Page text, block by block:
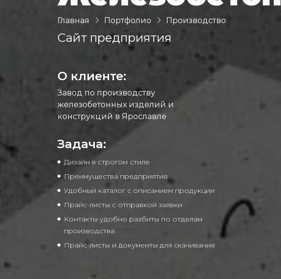
Главная Портфолио Производство
Сайт предприятия
О клиенте:
Завод по производству
железобетонных изделий и
конструкций в Ярославле
Задача:
Дизайн в строгом стиле
Преимущества предприятия
Удобный каталог с описанием продукции
Прайс-листы с отправкой заявки
Контакты удобно разбиты по отделам
производства
Прайс-листы и документы для скачивания